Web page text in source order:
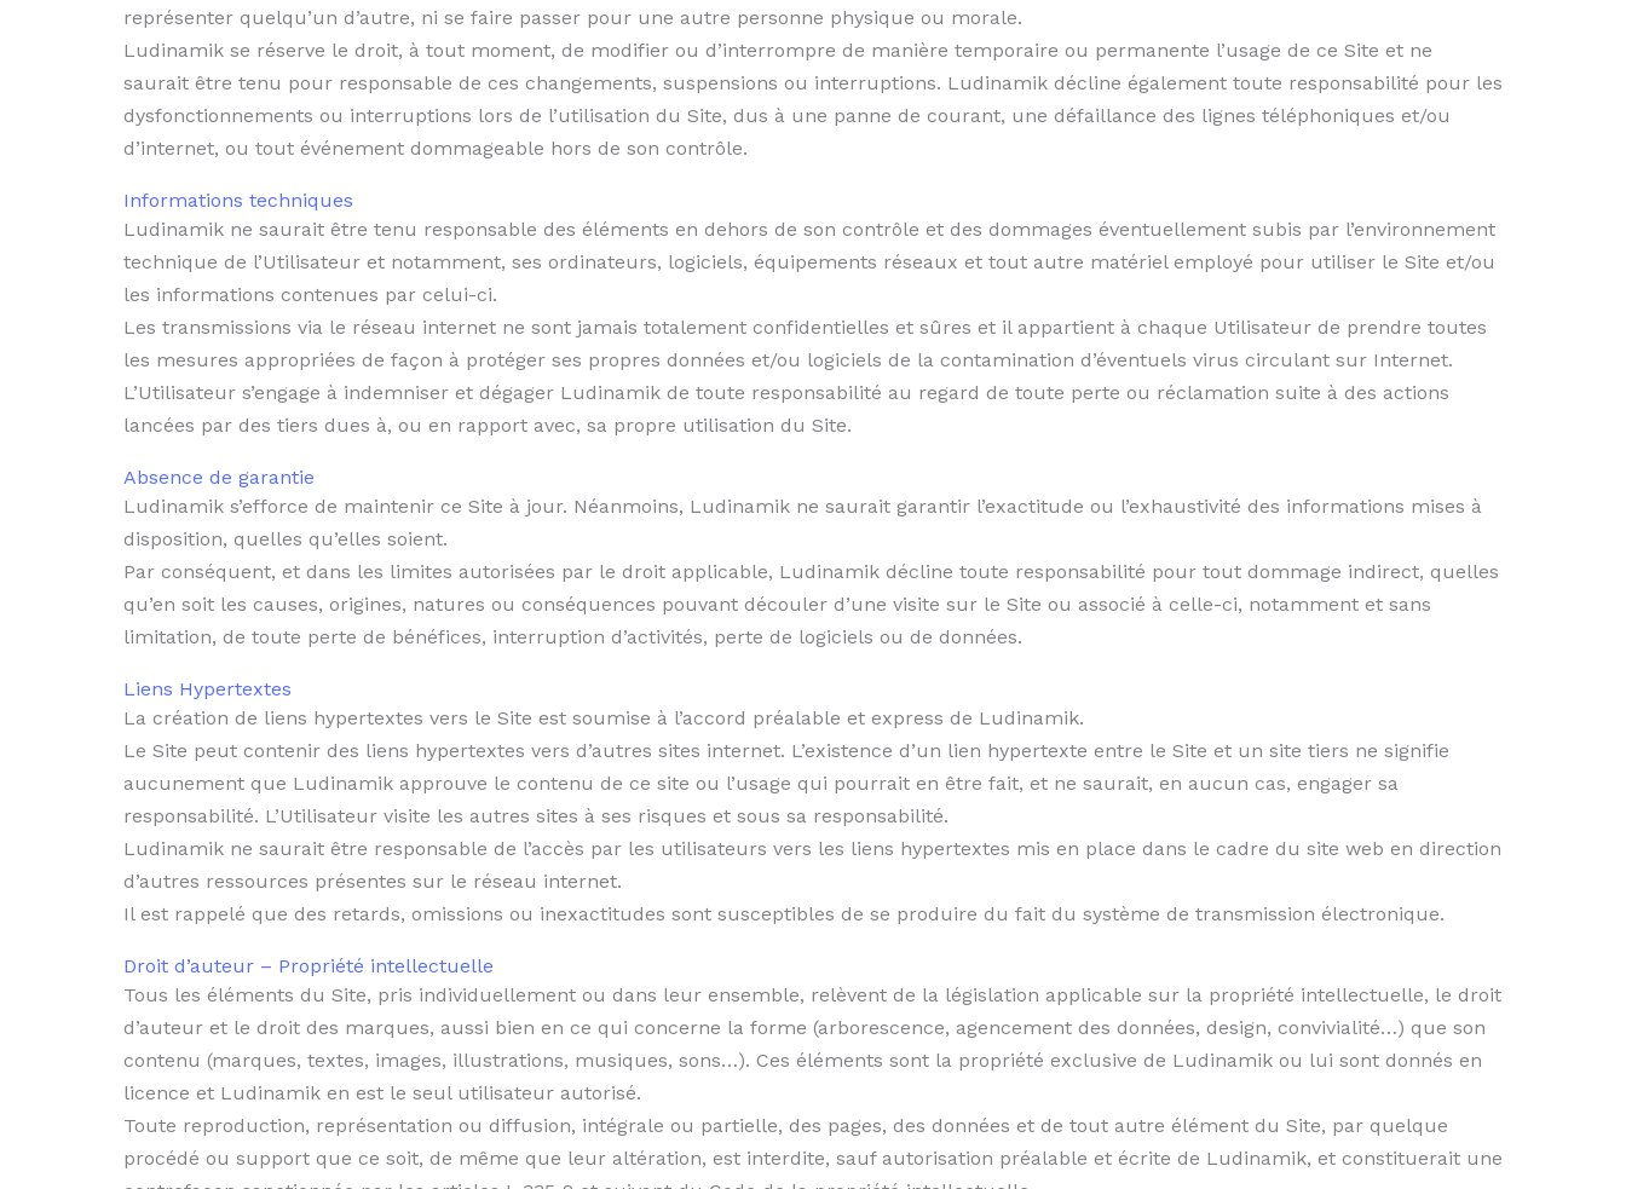
représenter quelqu’un d’autre, ni se faire passer pour une autre personne physique ou morale.
Ludinamik se réserve le droit, à tout moment, de modifier ou d’interrompre de manière temporaire ou permanente l’usage de ce Site et ne
saurait être tenu pour responsable de ces changements, suspensions ou interruptions. Ludinamik décline également toute responsabilité pour les
dysfonctionnements ou interruptions lors de l’utilisation du Site, dus à une panne de courant, une défaillance des lignes téléphoniques et/ou
d’internet, ou tout événement dommageable hors de son contrôle.
Informations techniques
Ludinamik ne saurait être tenu responsable des éléments en dehors de son contrôle et des dommages éventuellement subis par l’environnement
technique de l’Utilisateur et notamment, ses ordinateurs, logiciels, équipements réseaux et tout autre matériel employé pour utiliser le Site et/ou
les informations contenues par celui-ci.
Les transmissions via le réseau internet ne sont jamais totalement confidentielles et sûres et il appartient à chaque Utilisateur de prendre toutes
les mesures appropriées de façon à protéger ses propres données et/ou logiciels de la contamination d’éventuels virus circulant sur Internet.
L’Utilisateur s’engage à indemniser et dégager Ludinamik de toute responsabilité au regard de toute perte ou réclamation suite à des actions
lancées par des tiers dues à, ou en rapport avec, sa propre utilisation du Site.
Absence de garantie
Ludinamik s’efforce de maintenir ce Site à jour. Néanmoins, Ludinamik ne saurait garantir l’exactitude ou l’exhaustivité des informations mises à
disposition, quelles qu’elles soient.
Par conséquent, et dans les limites autorisées par le droit applicable, Ludinamik décline toute responsabilité pour tout dommage indirect, quelles
qu’en soit les causes, origines, natures ou conséquences pouvant découler d’une visite sur le Site ou associé à celle-ci, notamment et sans
limitation, de toute perte de bénéfices, interruption d’activités, perte de logiciels ou de données.
Liens Hypertextes
La création de liens hypertextes vers le Site est soumise à l’accord préalable et express de Ludinamik.
Le Site peut contenir des liens hypertextes vers d’autres sites internet. L’existence d’un lien hypertexte entre le Site et un site tiers ne signifie
aucunement que Ludinamik approuve le contenu de ce site ou l’usage qui pourrait en être fait, et ne saurait, en aucun cas, engager sa
responsabilité. L’Utilisateur visite les autres sites à ses risques et sous sa responsabilité.
Ludinamik ne saurait être responsable de l’accès par les utilisateurs vers les liens hypertextes mis en place dans le cadre du site web en direction
d’autres ressources présentes sur le réseau internet.
Il est rappelé que des retards, omissions ou inexactitudes sont susceptibles de se produire du fait du système de transmission électronique.
Droit d’auteur – Propriété intellectuelle
Tous les éléments du Site, pris individuellement ou dans leur ensemble, relèvent de la législation applicable sur la propriété intellectuelle, le droit
d’auteur et le droit des marques, aussi bien en ce qui concerne la forme (arborescence, agencement des données, design, convivialité…) que son
contenu (marques, textes, images, illustrations, musiques, sons…). Ces éléments sont la propriété exclusive de Ludinamik ou lui sont donnés en
licence et Ludinamik en est le seul utilisateur autorisé.
Toute reproduction, représentation ou diffusion, intégrale ou partielle, des pages, des données et de tout autre élément du Site, par quelque
procédé ou support que ce soit, de même que leur altération, est interdite, sauf autorisation préalable et écrite de Ludinamik, et constituerait une